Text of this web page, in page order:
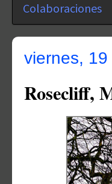
Colaboraciones
viernes,
Rosecliff,